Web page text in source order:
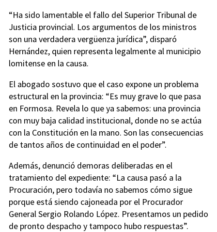
“Ha sido lamentable el fallo del Superior Tribunal de
Justicia provincial. Los argumentos de los ministros
son una verdadera vergüenza jurídica”, disparó
Hernández, quien representa legalmente al municipio
lomitense en la causa.
El abogado sostuvo que el caso expone un problema
estructural en la provincia: “Es muy grave lo que pasa
en Formosa. Revela lo que ya sabemos: una provincia
con muy baja calidad institucional, donde no se actúa
con la Constitución en la mano. Son las consecuencias
de tantos años de continuidad en el poder”.
Además, denunció demoras deliberadas en el
tratamiento del expediente: “La causa pasó a la
Procuración, pero todavía no sabemos cómo sigue
porque está siendo cajoneada por el Procurador
General Sergio Rolando López. Presentamos un pedido
de pronto despacho y tampoco hubo respuestas”.